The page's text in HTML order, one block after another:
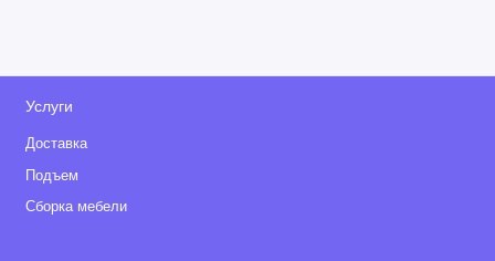
Услуги
Доставка
Подъем
Сборка мебели